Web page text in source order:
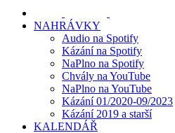
NAHRÁVKY
Audio na Spotify
Kázání na Spotify
NaPlno na Spotify
Chvály na YouTube
NaPlno na YouTube
Kázání 01/2020-09/2023
Kázání 2019 a starší
KALENDÁŘ